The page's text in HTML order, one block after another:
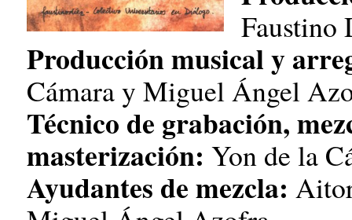
Faustino
Producción musical y
Cámara y Miguel Ángel
Técnico de grabación,
masterización: Yon de la
Ayudantes de mezcla: